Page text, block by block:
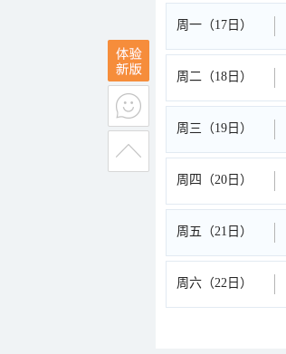
周一（17日）
周二（18日）
周三（19日）
周四（20日）
周五（21日）
周六（22日）